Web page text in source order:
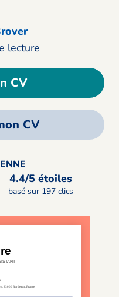
lecture
CV
CV
4.4/5 étoiles
basé sur 197 clics